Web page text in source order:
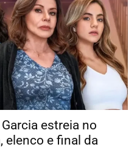
estreia no
elenco e final da